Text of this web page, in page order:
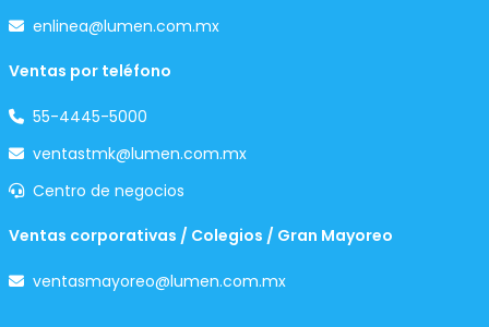
enlinea@lumen.com.mx
Ventas por teléfono
55-4445-5000
ventastmk@lumen.com.mx
Centro de negocios
Ventas corporativas / Colegios / Gran Mayoreo
ventasmayoreo@lumen.com.mx